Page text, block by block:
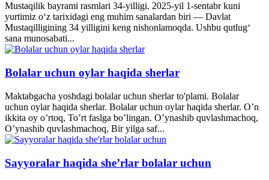
Mustaqilik bayrami rasmlari 34-yilligi. 2025-yil 1-sentabr kuni
yurtimiz o‘z tarixidagi eng muhim sanalardan biri — Davlat
Mustaqilligining 34 yilligini keng nishonlamoqda. Ushbu qutlug‘
sana munosabati...
Bolalar uchun oylar haqida sherlar
Maktabgacha yoshdagi bolalar uchun sherlar to'plami. Bolalar
uchun oylar haqida sherlar. Bolalar uchun oylar haqida sherlar. O’n
ikkita oy o’rtoq, To’rt faslga bo’lingan. O’ynashib quvlashmachoq,
O’ynashib quvlashmachoq, Bir yilga saf...
Sayyoralar haqida she’rlar bolalar uchun